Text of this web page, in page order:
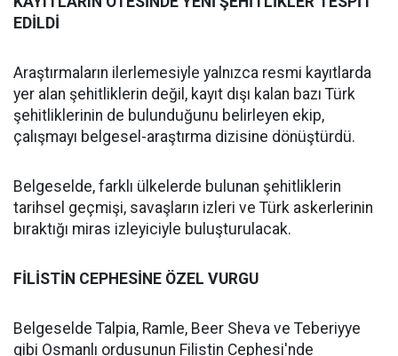
EDİLDİ
Araştırmaların ilerlemesiyle yalnızca resmi kayıtlarda
yer alan şehitliklerin değil, kayıt dışı kalan bazı Türk
şehitliklerinin de bulunduğunu belirleyen ekip,
çalışmayı belgesel-araştırma dizisine dönüştürdü.
Belgeselde, farklı ülkelerde bulunan şehitliklerin
tarihsel geçmişi, savaşların izleri ve Türk askerlerinin
bıraktığı miras izleyiciyle buluşturulacak.
FİLİSTİN CEPHESİNE ÖZEL VURGU
Belgeselde Talpia, Ramle, Beer Sheva ve Teberiyye
gibi Osmanlı ordusunun Filistin Cephesi'nde